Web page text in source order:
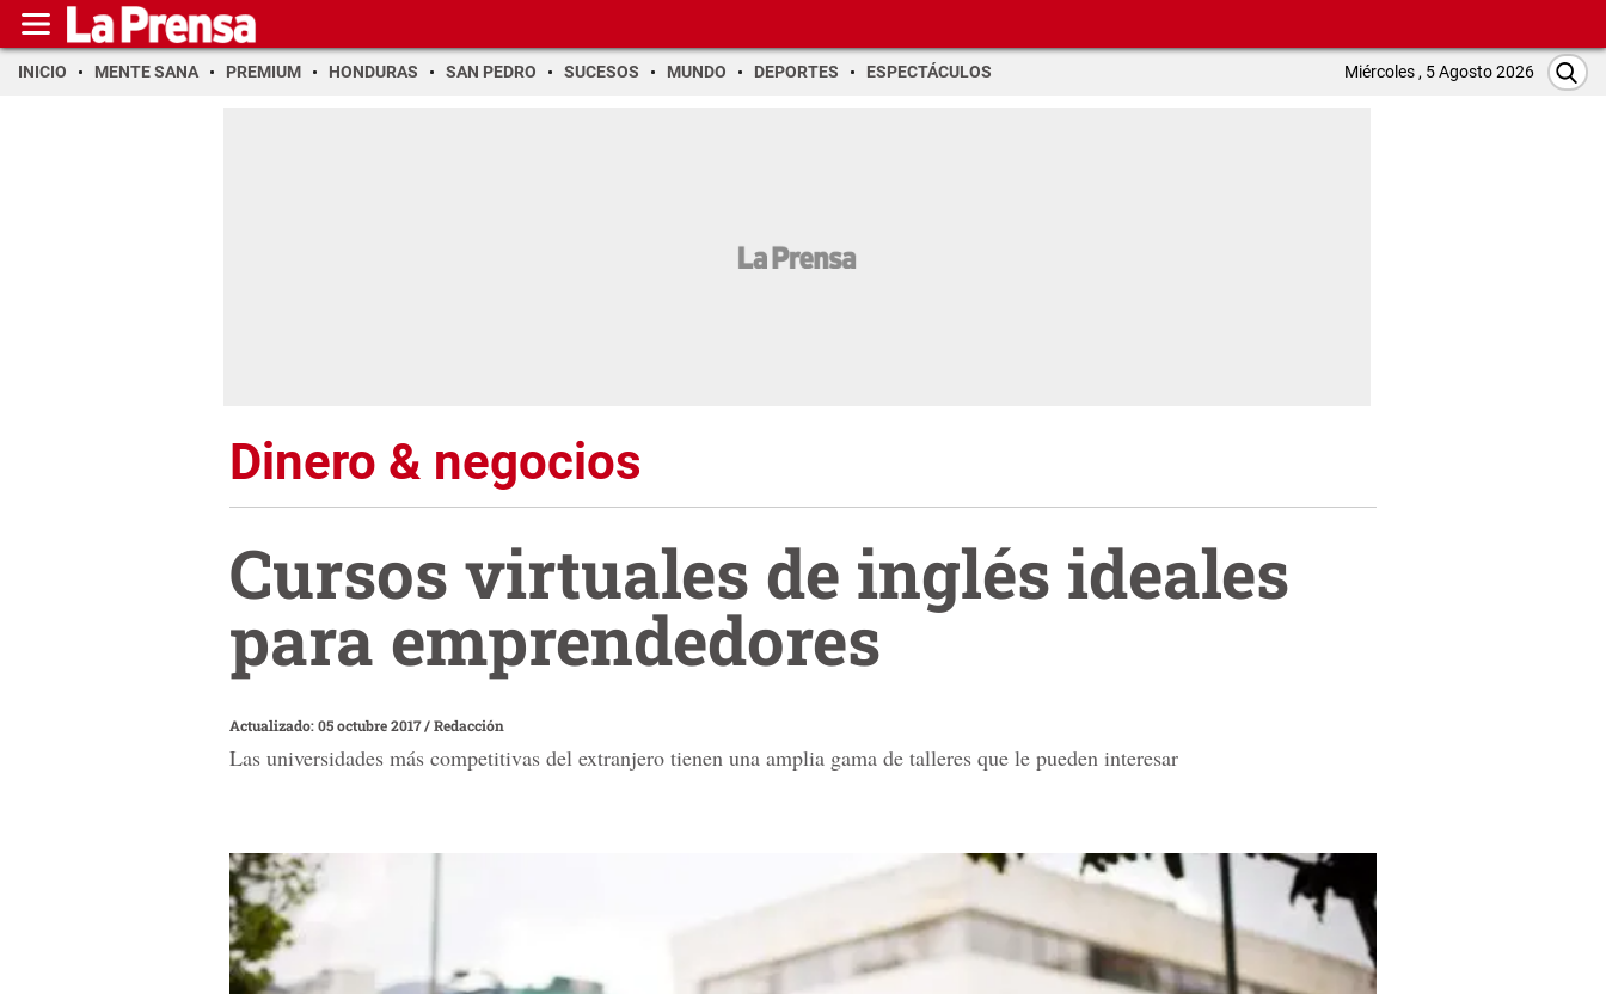
INICIO MENTE SANA PREMIUM HONDURAS SAN PEDRO SUCESOS MUNDO DEPORTES ESPECTÁCULOS Miércoles , 5 Agosto 2026
Dinero & negocios
Cursos virtuales de inglés ideales
para emprendedores
Actualizado: 05 octubre 2017/Redacción
Las universidades más competitivas del extranjero tienen una amplia gama de talleres que le pueden interesar